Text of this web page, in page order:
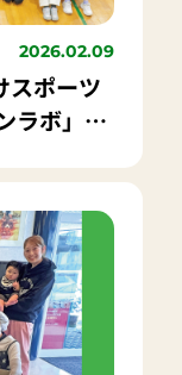
2026.02.09
スポーツ
ラボ」開